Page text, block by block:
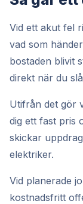
Vid ett akut fel
vad som
bostaden blivit
direkt när du
Utifrån det gör
dig ett fast pris
skickar
elektriker.
Vid planerade
kostnadsfritt